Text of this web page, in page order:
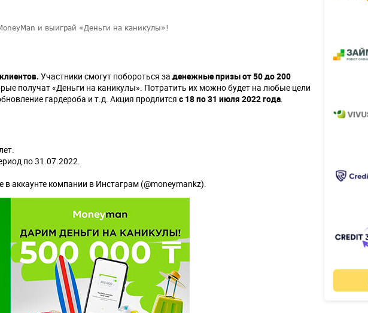
и выиграй «Деньги на каникулы»!
Участники смогут побороться за денежные призы от 50 до 200
получат «Деньги на каникулы». Потратить их можно будет на любые цели
гардероба и т.д. Акция продлится с 18 по 31 июля 2022 года.
по 31.07.2022.
аккаунте компании в Инстаграм (@moneymankz).